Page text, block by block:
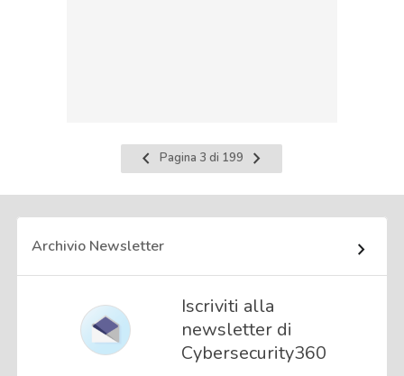
Pagina
precedente
Pagina 3 di 199
Pagina
successiva
Archivio Newsletter
Iscriviti alla
newsletter di
Cybersecurity360